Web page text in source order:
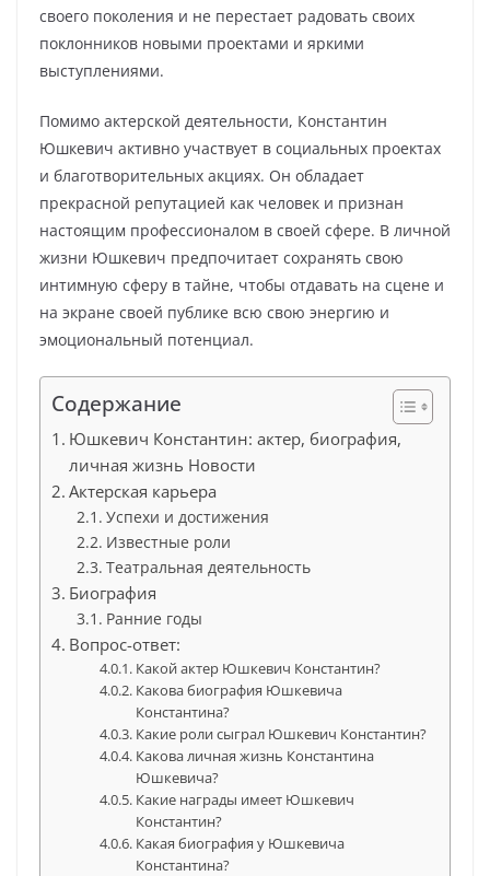
своего поколения и не перестает радовать своих
поклонников новыми проектами и яркими
выступлениями.
Помимо актерской деятельности, Константин
Юшкевич активно участвует в социальных проектах
и благотворительных акциях. Он обладает
прекрасной репутацией как человек и признан
настоящим профессионалом в своей сфере. В личной
жизни Юшкевич предпочитает сохранять свою
интимную сферу в тайне, чтобы отдавать на сцене и
на экране своей публике всю свою энергию и
эмоциональный потенциал.
Содержание
Юшкевич Константин: актер, биография,
личная жизнь Новости
Актерская карьера
Успехи и достижения
Известные роли
Театральная деятельность
Биография
Ранние годы
Вопрос-ответ:
Какой актер Юшкевич Константин?
Какова биография Юшкевича
Константина?
Какие роли сыграл Юшкевич Константин?
Какова личная жизнь Константина
Юшкевича?
Какие награды имеет Юшкевич
Константин?
Какая биография у Юшкевича
Константина?